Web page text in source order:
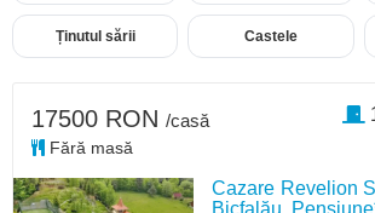
Ținutul sării Castele
Cazare Revelion
Bicfalău
17500 RON /casă
Fără masă